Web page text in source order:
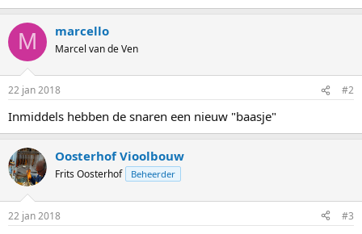
M marcello
Marcel van de Ven
22 jan 2018 #2
Inmiddels hebben de snaren een nieuw "baasje"
Oosterhof Vioolbouw
Frits Oosterhof Beheerder
22 jan 2018 #3